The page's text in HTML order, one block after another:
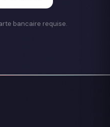
bancaire requise.